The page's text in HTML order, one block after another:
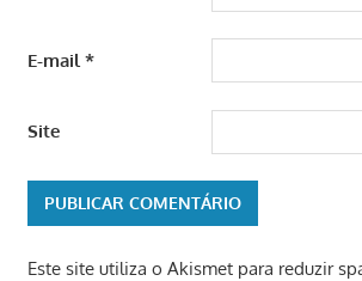
E-mail *
Site
Este site utiliza o Akismet para reduzir